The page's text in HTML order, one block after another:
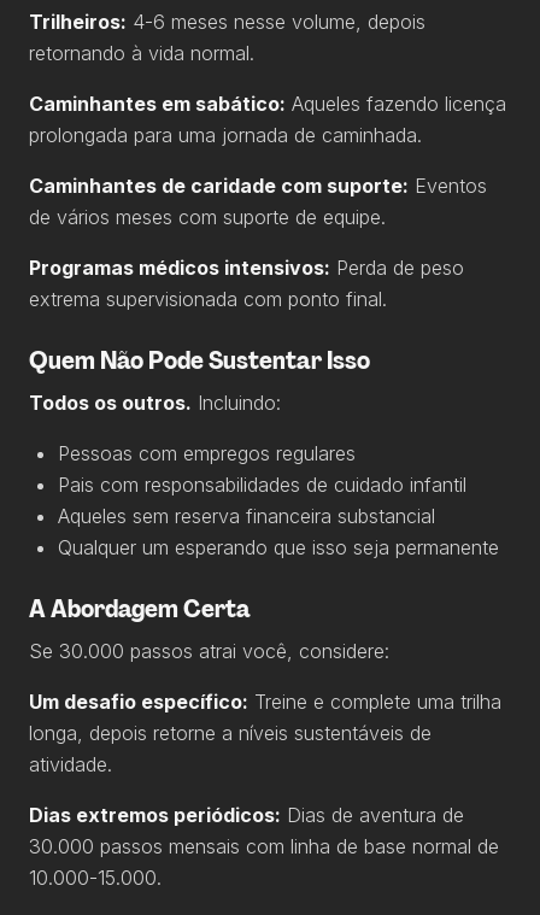
Trilheiros: 4-6 meses nesse volume, depois
retornando à vida normal.
Caminhantes em sabático: Aqueles fazendo licença
prolongada para uma jornada de caminhada.
Caminhantes de caridade com suporte: Eventos
de vários meses com suporte de equipe.
Programas médicos intensivos: Perda de peso
extrema supervisionada com ponto final.
Quem Não Pode Sustentar Isso
Todos os outros. Incluindo:
Pessoas com empregos regulares
Pais com responsabilidades de cuidado infantil
Aqueles sem reserva financeira substancial
Qualquer um esperando que isso seja permanente
A Abordagem Certa
Se 30.000 passos atrai você, considere:
Um desafio específico: Treine e complete uma trilha
longa, depois retorne a níveis sustentáveis de
atividade.
Dias extremos periódicos: Dias de aventura de
30.000 passos mensais com linha de base normal de
10.000-15.000.